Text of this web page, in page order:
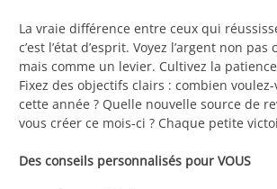
La vraie différence entre ceux qui
c’est l’état d’esprit. Voyez l’argent non
mais comme un levier. Cultivez la
Fixez des objectifs clairs : combien
cette année ? Quelle nouvelle source de
vous créer ce mois-ci ? Chaque petite
Des conseils personnalisés pour VOUS